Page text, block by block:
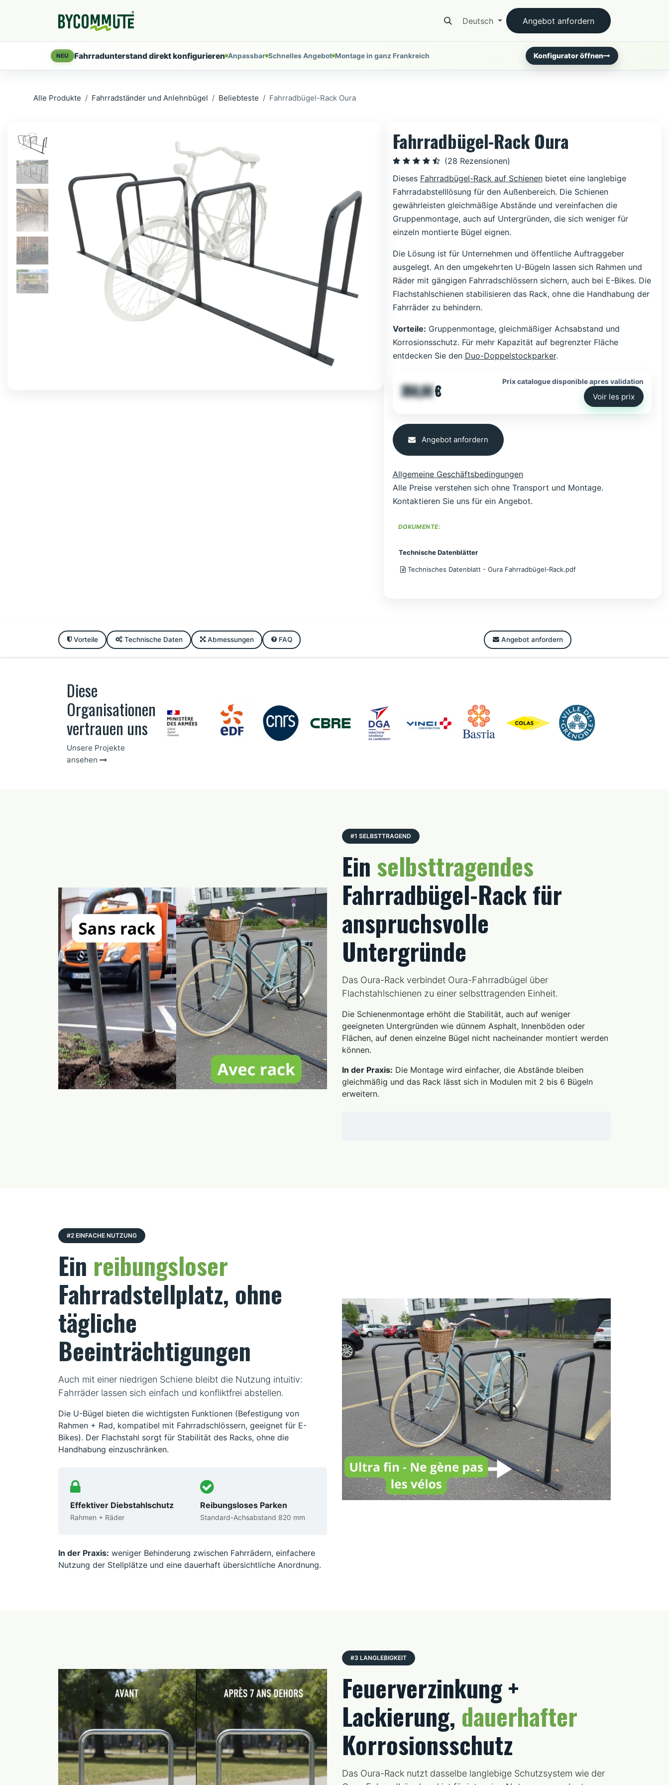
Nous contacter Deutsch Angebot anfordern
NEU Fahrradunterstand direkt konfigurieren Anpassbar Schnelles Angebot Montage in ganz Frankreich Konfigurator öffnen
Alle Produkte Fahrradständer und Anlehnbügel Beliebteste Fahrradbügel-Rack Oura
Fahrradbügel-Rack Oura
(28 Rezensionen)
Dieses Fahrradbügel-Rack auf Schienenbietet eine langlebige
Fahrradabstelllösung für den Außenbereich. Die Schienen
gewährleisten gleichmäßige Abstände und vereinfachen die
Gruppenmontage, auch auf Untergründen, die sich weniger für
einzeln montierte Bügel eignen.
Die Lösung ist für Unternehmen und öffentliche Auftraggeber
ausgelegt. An den umgekehrten U-Bügeln lassen sich Rahmen und
Räder mit gängigen Fahrradschlössern sichern, auch bei E-Bikes. Die
Flachstahlschienen stabilisieren das Rack, ohne die Handhabung der
Fahrräder zu behindern.
Vorteile: Gruppenmontage, gleichmäßiger Achsabstand und
Korrosionsschutz. Für mehr Kapazität auf begrenzter Fläche
entdecken Sie den Duo-Doppelstockparker.
358,00€
Prix catalogue disponible apres validation
Voir les prix
Angebot anfordern
Allgemeine Geschäftsbedingungen
Alle Preise verstehen sich ohne Transport und Montage.
Kontaktieren Sie uns für ein Angebot.
DOKUMENTE:
Technische Datenblätter
Technisches Datenblatt - Oura Fahrradbügel-Rack.pdf
Vorteile Technische Daten Abmessungen FAQ Angebot anfordern
Diese
Organisationen
vertrauen uns
Unsere Projekte
ansehen
#1 SELBSTTRAGEND
Ein selbsttragendes
Fahrradbügel-Rack für
anspruchsvolle
Untergründe
Das Oura-Rack verbindet Oura-Fahrradbügel über
Flachstahlschienen zu einer selbsttragenden Einheit.
Die Schienenmontage erhöht die Stabilität, auch auf weniger
geeigneten Untergründen wie dünnem Asphalt, Innenböden oder
Flächen, auf denen einzelne Bügel nicht nacheinander montiert werden
können.
In der Praxis: Die Montage wird einfacher, die Abstände bleiben
gleichmäßig und das Rack lässt sich in Modulen mit 2 bis 6 Bügeln
erweitern.
#2 EINFACHE NUTZUNG
Ein reibungsloser
Fahrradstellplatz, ohne
tägliche
Beeinträchtigungen
Auch mit einer niedrigen Schiene bleibt die Nutzung intuitiv:
Fahrräder lassen sich einfach und konfliktfrei abstellen.
Die U-Bügel bieten die wichtigsten Funktionen (Befestigung von
Rahmen + Rad, kompatibel mit Fahrradschlössern, geeignet für E-
Bikes). Der Flachstahl sorgt für Stabilität des Racks, ohne die
Handhabung einzuschränken.
Effektiver Diebstahlschutz
Rahmen + Räder
Reibungsloses Parken
Standard-Achsabstand 820 mm
In der Praxis: weniger Behinderung zwischen Fahrrädern, einfachere
Nutzung der Stellplätze und eine dauerhaft übersichtliche Anordnung.
#3 LANGLEBIGKEIT
Feuerverzinkung +
Lackierung, dauerhafter
Korrosionsschutz
Das Oura-Rack nutzt dasselbe langlebige Schutzsystem wie der